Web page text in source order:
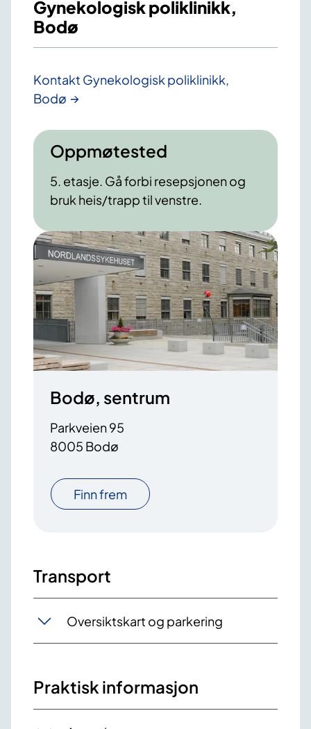
Gynekologisk poliklinikk,
Bodø
Kontakt Gynekologisk poliklinikk,
Bodø
Oppmøtested
5. etasje. Gå forbi resepsjonen og
bruk heis/trapp til venstre.
Bodø, sentrum
Parkveien 95
8005 Bodø
Finn frem
Transport
Oversiktskart og parkering
Praktisk informasjon